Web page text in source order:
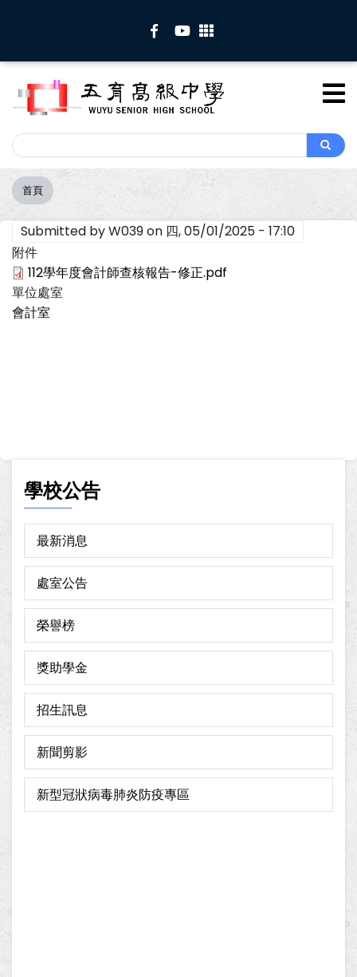
內
Search
Search
導
航
連
結
首頁
Submitted byW039on 四, 05/01/2025 - 17:10
附件
112學年度會計師查核報告-修正.pdf
單位處室
會計室
學校公告
最新消息
處室公告
榮譽榜
獎助學金
招生訊息
新聞剪影
新型冠狀病毒肺炎防疫專區